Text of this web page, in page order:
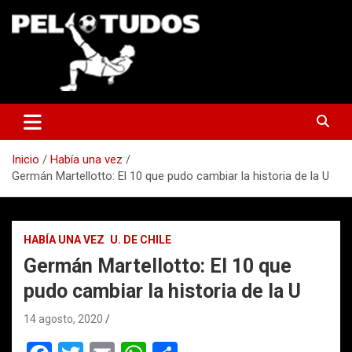
Inicio
Había una vez
Germán Martellotto: El 10 que pudo cambiar la historia de la U
HABÍA UNA VEZ U. DE CHILE
Germán Martellotto: El 10 que
pudo cambiar la historia de la U
14 agosto, 2020